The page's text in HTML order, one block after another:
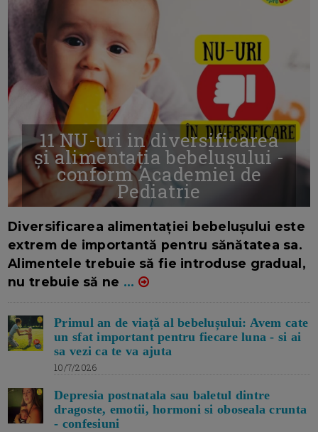
11 NU-uri in diversificarea
și alimentația bebelușului -
conform Academiei de
Pediatrie
Diversificarea alimentației bebelușului este
extrem de importantă pentru sănătatea sa.
Alimentele trebuie să fie introduse gradual,
nu trebuie să ne ...
Primul an de viață al bebelușului: Avem cate
un sfat important pentru fiecare luna - si ai
sa vezi ca te va ajuta
10/7/2026
Depresia postnatala sau baletul dintre
dragoste, emotii, hormoni si oboseala crunta
- confesiuni